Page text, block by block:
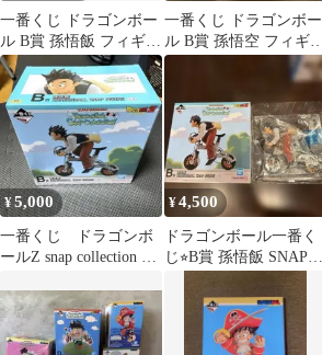
一番くじ ドラゴンボー
ル B賞 孫悟飯 フィギュ
ア
一番くじ ドラゴンボー
ル B賞 孫悟空 フィギュ
ア
¥5,000
一番くじ ドラゴンボ
ールZ snap collection B
¥4,500
ドラゴンボール一番く
じ⭐︎B賞 孫悟飯 SNAP